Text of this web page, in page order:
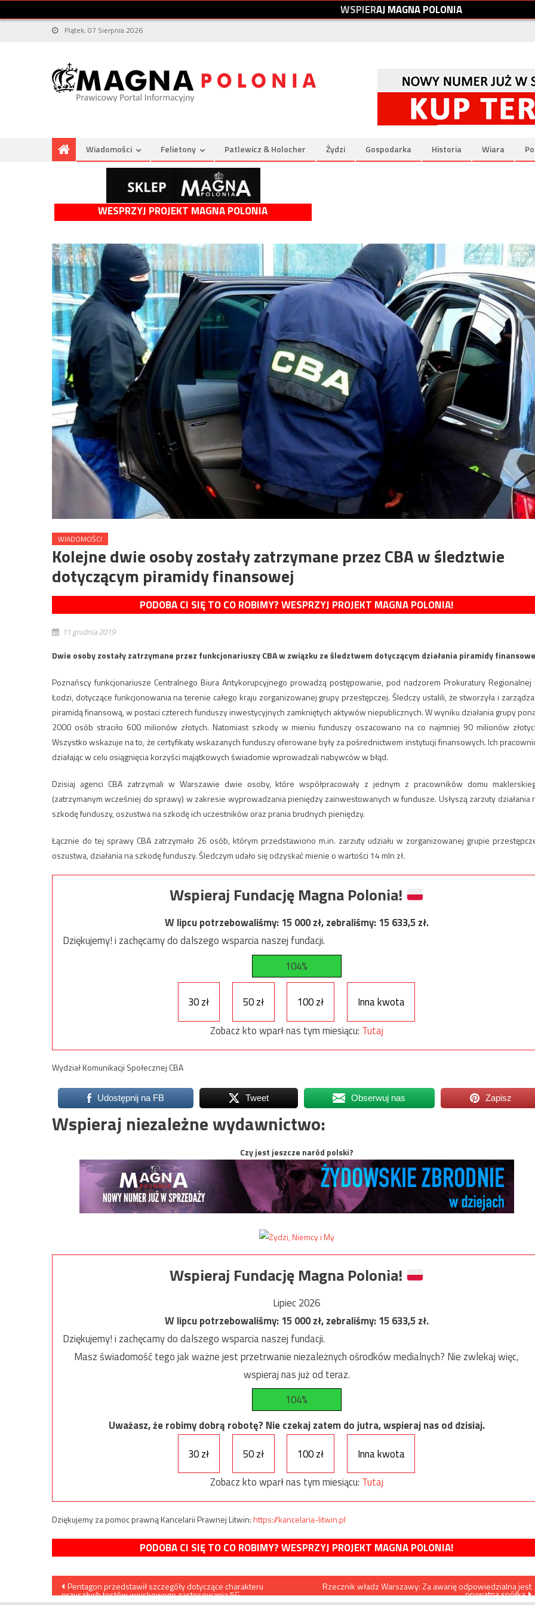
WSPIERAJMAGNAPOLONIA
Piątek, 07 Sierpnia 2026
Wiadomości Felietony Patlewicz & Holocher Żydzi Gospodarka Historia Wiara
WESPRZYJ PROJEKT MAGNA POLONIA
WIADOMOŚCI
Kolejne dwie osoby zostały zatrzymane przez CBA w śledztwie
dotyczącym piramidy finansowej
PODOBA CI SIĘ TO CO ROBIMY? WESPRZYJ PROJEKT MAGNA POLONIA!
11 grudnia 2019
Dwie osoby zostały zatrzymane przez funkcjonariuszy CBA w związku ze śledztwem dotyczącym działania piramidy
Poznańscy funkcjonariusze Centralnego Biura Antykorupcyjnego prowadzą postępowanie, pod nadzorem Prokuratury Regionalnej
Łodzi, dotyczące funkcjonowania na terenie całego kraju zorganizowanej grupy przestępczej. Śledczy ustalili, że stworzyła i
piramidą finansową, w postaci czterech funduszy inwestycyjnych zamkniętych aktywów niepublicznych. W wyniku działania grupy
2000 osób straciło 600 milionów złotych. Natomiast szkody w mieniu funduszy oszacowano na co najmniej 90 milionów
Wszystko wskazuje na to, że certyfikaty wskazanych funduszy oferowane były za pośrednictwem instytucji finansowych. Ich
działając w celu osiągnięcia korzyści majątkowych świadomie wprowadzali nabywców w błąd.
Dzisiaj agenci CBA zatrzymali w Warszawie dwie osoby, które współpracowały z jednym z pracowników domu
(zatrzymanym wcześniej do sprawy) w zakresie wyprowadzania pieniędzy zainwestowanych w fundusze. Usłyszą zarzuty działania
szkodę funduszy, oszustwa na szkodę ich uczestników oraz prania brudnych pieniędzy.
Łącznie do tej sprawy CBA zatrzymało 26 osób, którym przedstawiono m.in. zarzuty udziału w zorganizowanej grupie
oszustwa, działania na szkodę funduszy. Śledczym udało się odzyskać mienie o wartości 14 mln zł.
Wspieraj Fundację Magna Polonia!
W lipcu potrzebowaliśmy:15 000zł, zebraliśmy:15 633,5zł.
Dziękujemy! i zachęcamy do dalszego wsparcia naszej fundacji.
104%
30 zł 50 zł 100 zł
Inna kwota
Zobacz kto wparł nas tym miesiącu: Tutaj
Wydział Komunikacji Społecznej CBA
Udostępnij na FB Tweet Obserwuj nas Zapisz
Wspieraj niezależne wydawnictwo:
Czy jest jeszcze naród polski?
Wspieraj Fundację Magna Polonia!
Lipiec 2026
W lipcu potrzebowaliśmy:15 000zł, zebraliśmy:15 633,5zł.
Dziękujemy! i zachęcamy do dalszego wsparcia naszej fundacji.
Masz świadomość tego jak ważne jest przetrwanie niezależnych ośrodków medialnych? Nie zwlekaj więc,
wspieraj nas już od teraz.
104%
Uważasz, że robimy dobrą robotę? Nie czekaj zatem do jutra, wspieraj nas od dzisiaj.
30 zł
50 zł 100 zł
Inna kwota
Zobacz kto wparł nas tym miesiącu: Tutaj
Dziękujemy za pomoc prawną Kancelarii Prawnej Litwin:https://kancelaria-litwin.pl
PODOBA CI SIĘ TO CO ROBIMY? WESPRZYJ PROJEKT MAGNA POLONIA!
Nawigacja
Pentagon przedstawił szczegóły dotyczące charakteru
przyszłych testów wojskowego zastosowania 5G
Rzecznik władz Warszawy: Za awarię odpowiedzialna jest
prywatna spółka